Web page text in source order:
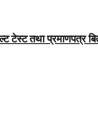
टेस्ट तथा प्रमाणपत्र